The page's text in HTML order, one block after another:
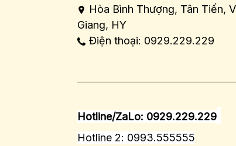
Hòa Bình Thượng, Tân Tiến,
Giang, HY
Điện thoại: 0929.229.229
Hotline/ZaLo: 0929.229.229
Hotline 2: 0993.555555